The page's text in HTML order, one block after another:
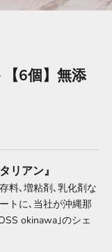
56
る 7
る 8
る 9
する 10
する 11
動する 12
動する 13
移動する 14
移動する 15
6個】無添
リアン』
料､増粘剤､乳化剤な
トに､当社が沖縄那
okinawa｣のシェ